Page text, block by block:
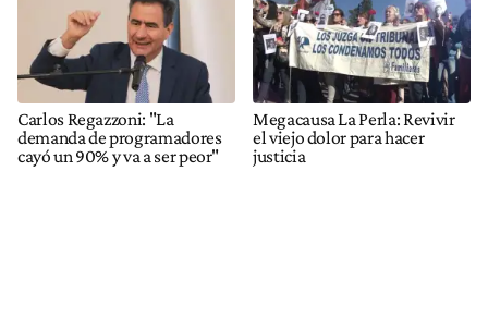
Carlos Regazzoni: "La
demanda de programadores
cayó un 90% y va a ser peor"
Megacausa La Perla: Revivir
el viejo dolor para hacer
justicia